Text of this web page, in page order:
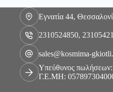
Εγνατία 44,
2310524850,
sales@kosmima-
Υπεύθυνος πωλήσεων:
Γ.Ε.ΜΗ: